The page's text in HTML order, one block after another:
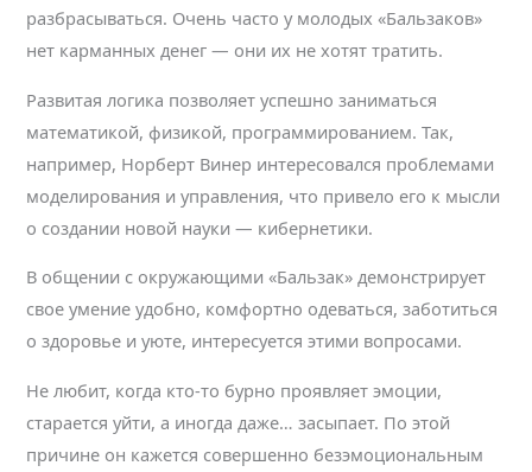
разбрасываться. Очень часто у молодых «Бальзаков»
нет карманных денег — они их не хотят тратить.
Развитая логика позволяет успешно заниматься
математикой, физикой, программированием. Так,
например, Норберт Винер интересовался проблемами
моделирования и управления, что привело его к мысли
о создании новой науки — кибернетики.
В общении с окружающими «Бальзак» демонстрирует
свое умение удобно, комфортно одеваться, заботиться
о здоровье и уюте, интересуется этими вопросами.
Не любит, когда кто-то бурно проявляет эмоции,
старается уйти, а иногда даже… засыпает. По этой
причине он кажется совершенно безэмоциональным